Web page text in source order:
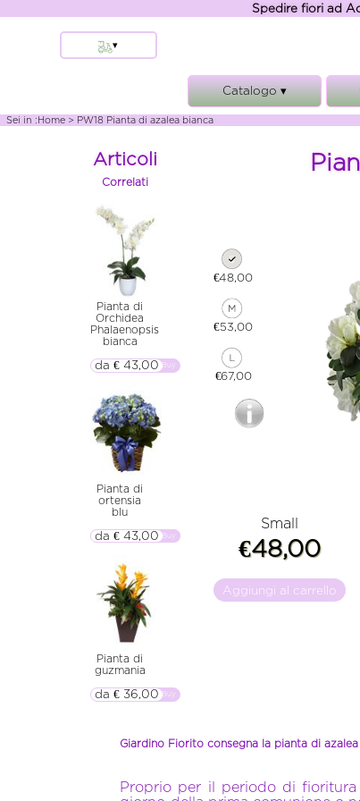
Spedire fiori ad
▾
Acireale
Aci Castello
Aci Bonaccorsi
Altre localita'
Tremestieri Etneo
Aci Catena
Zafferana Etnea
Catalogo ▾
Composizioni e cesti
Sei in :Home > PW18 Pianta di azalea bianca
Articoli
Correlati
Pianta di
Orchidea
Phalaenopsis
bianca
▷▷ Buy
da € 43,00
Pianta di
ortensia
blu
▷▷ Buy
da € 43,00
Pianta di
guzmania
▷▷ Buy
da € 36,00
€48,00
€53,00
€67,00
Small
€48,00
Aggiungi al carrello
Giardino Fiorito consegna la pianta di
Proprio per il periodo di fioritura